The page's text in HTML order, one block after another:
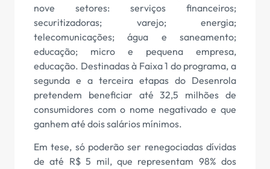
nove setores: serviços financeiros;
securitizadoras; varejo; energia;
telecomunicações; água e saneamento;
educação; micro e pequena empresa,
educação. Destinadas à Faixa 1 do programa, a
segunda e a terceira etapas do Desenrola
pretendem beneficiar até 32,5 milhões de
consumidores com o nome negativado e que
ganhem até dois salários mínimos.
Em tese, só poderão ser renegociadas dívidas
de até R$ 5 mil, que representam 98% dos